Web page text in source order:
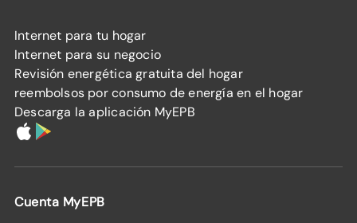
Internet para tu hogar
Internet para su negocio
Revisión energética gratuita del hogar
reembolsos por consumo de energía en el hogar
Descarga la aplicación MyEPB
Cuenta MyEPB